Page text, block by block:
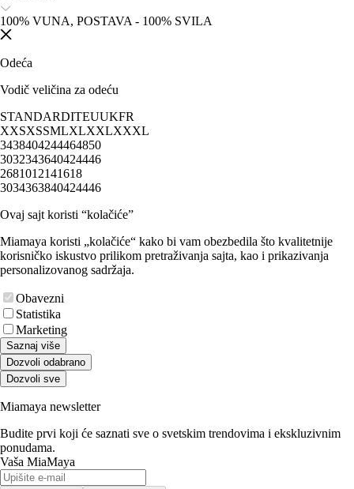
100% VUNA, POSTAVA - 100% SVILA
Odeća
Vodič veličina za odeću
STANDARDITEUUKFR
XXSXSSMLXLXXLXXXL
3438404244464850
3032343640424446
2681012141618
3034363840424446
Ovaj sajt koristi “kolačiće”
Miamaya koristi „kolačiće“ kako bi vam obezbedila što kvalitetnije
korisničko iskustvo prilikom pretraživanja sajta, kao i prikazivanja
personalizovanog sadržaja.
Obavezni
Statistika
Marketing
Saznaj više
Dozvoli odabrano
Dozvoli sve
Miamaya newsletter
Budite prvi koji će saznati sve o svetskim trendovima i ekskluzivnim
ponudama.
Vaša MiaMaya